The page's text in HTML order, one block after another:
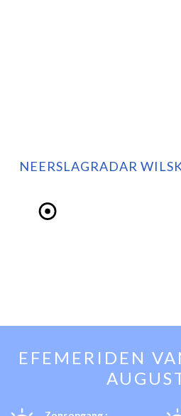
NEERSLAGRADAR
EFEMERIDEN